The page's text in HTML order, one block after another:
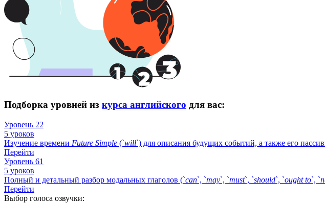
Подборка уровней из курса английского для вас:
Уровень 22
5 уроков
Изучение времени Future Simple (`will`) для описания будущих событий, а также его
Перейти
Уровень 61
5 уроков
Полный и детальный разбор модальных глаголов (`can`, `may`, `must`, `should`, `ought to`, `
Перейти
Выбор голоса озвучки: